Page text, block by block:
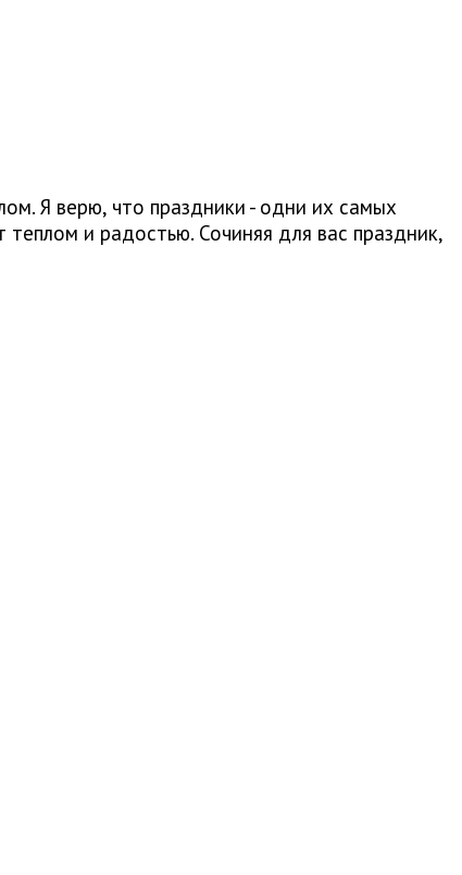
Я верю, что праздники - одни их самых
и радостью. Сочиняя для вас праздник,